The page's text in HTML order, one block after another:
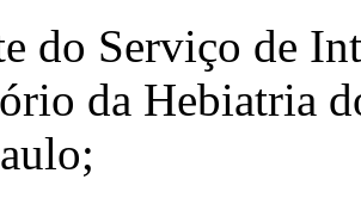
do Serviço de
da Hebiatria